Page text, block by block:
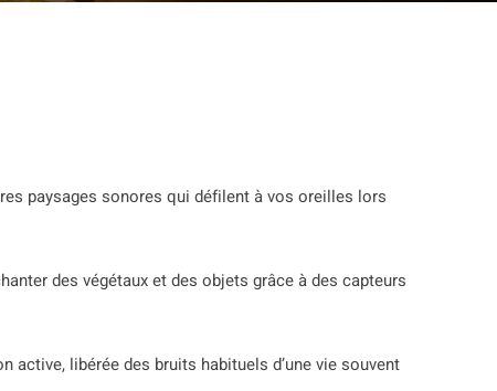
paysages sonores qui défilent à vos oreilles lors
des végétaux et des objets grâce à des capteurs
active, libérée des bruits habituels d’une vie souvent